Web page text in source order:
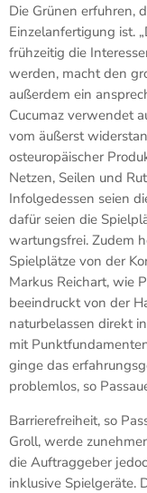
Die Grünen erfuhren,
Einzelanfertigung ist.
frühzeitig die
werden, macht den
außerdem ein
Cucumaz verwendet
vom äußerst
osteuropäischer
Netzen, Seilen und
Infolgedessen seien
dafür seien die
wartungsfrei. Zudem
Spielplätze von der
Markus Reichart, wie
beeindruckt von der
naturbelassen direkt
mit
ginge das
problemlos, so
Barrierefreiheit, so
Groll, werde
die Auftraggeber
inklusive Spielgeräte.